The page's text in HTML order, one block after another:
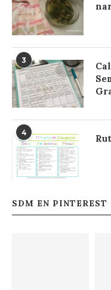
3
4
SDM EN PINTEREST